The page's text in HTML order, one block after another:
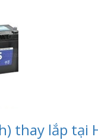
thay lắp tại